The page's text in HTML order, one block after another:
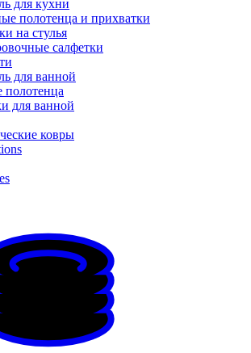
для кухни
полотенца и прихватки
на стулья
салфетки
для ванной
полотенца
для ванной
ковры